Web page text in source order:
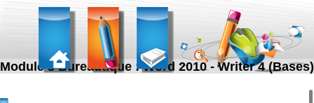
Module 3 Bureautique : Word 2010 - Writer 4 (Bases)